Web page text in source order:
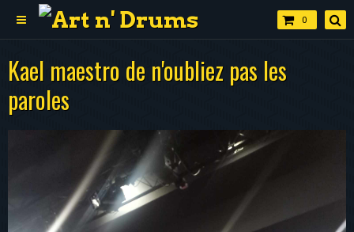
0
Kael maestro de n'oubliez pas les
paroles